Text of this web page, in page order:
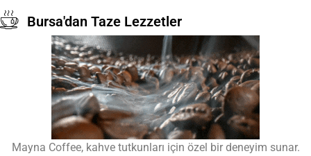
Bursa'dan Taze Lezzetler
Mayna Coffee, kahve tutkunları için özel bir deneyim sunar.